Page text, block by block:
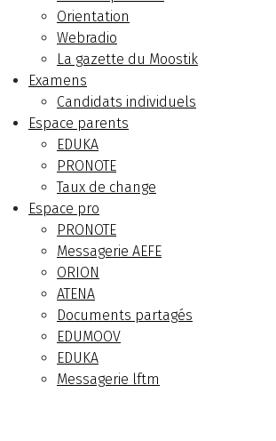
Orientation
Webradio
La gazette du Moostik
Examens
Candidats individuels
Espace parents
EDUKA
PRONOTE
Taux de change
Espace pro
PRONOTE
Messagerie AEFE
ORION
ATENA
Documents partagés
EDUMOOV
EDUKA
Messagerie lftm